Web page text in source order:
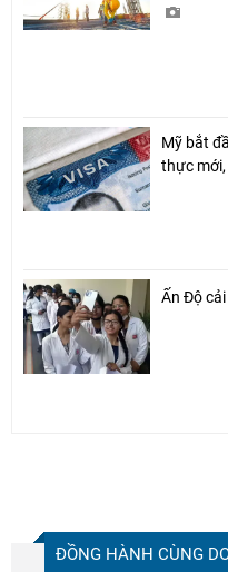
Mỹ bắt
thực
Ấn Độ
ĐỒNG HÀNH CÙNG